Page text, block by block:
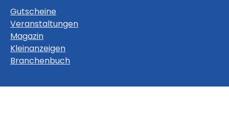
Gutscheine
Veranstaltungen
Magazin
Kleinanzeigen
Branchenbuch